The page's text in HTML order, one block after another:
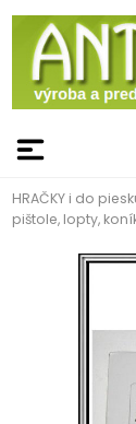
HRAČKY i do
pištole, lopty,